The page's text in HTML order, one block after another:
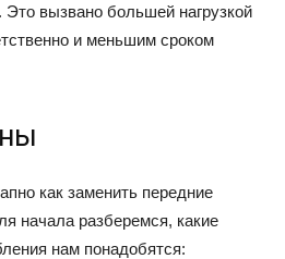
Это вызвано большей нагрузкой
и меньшим сроком
как заменить передние
начала разберемся, какие
нам понадобятся: